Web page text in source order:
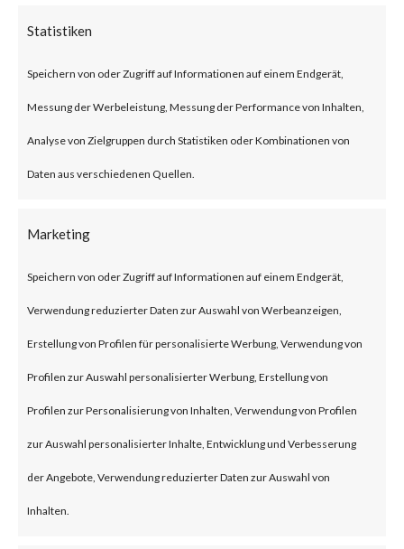
Statistiken
Speichern von oder Zugriff auf Informationen auf einem Endgerät,
Messung der Werbeleistung, Messung der Performance von Inhalten,
Analyse von Zielgruppen durch Statistiken oder Kombinationen von
Daten aus verschiedenen Quellen.
Marketing
Speichern von oder Zugriff auf Informationen auf einem Endgerät,
Verwendung reduzierter Daten zur Auswahl von Werbeanzeigen,
Erstellung von Profilen für personalisierte Werbung, Verwendung von
Profilen zur Auswahl personalisierter Werbung, Erstellung von
Profilen zur Personalisierung von Inhalten, Verwendung von Profilen
zur Auswahl personalisierter Inhalte, Entwicklung und Verbesserung
der Angebote, Verwendung reduzierter Daten zur Auswahl von
Inhalten.
routers and switches. The Web
UI provides deployment and
manageability of these devices.
What is the
A newly identified vulnerability